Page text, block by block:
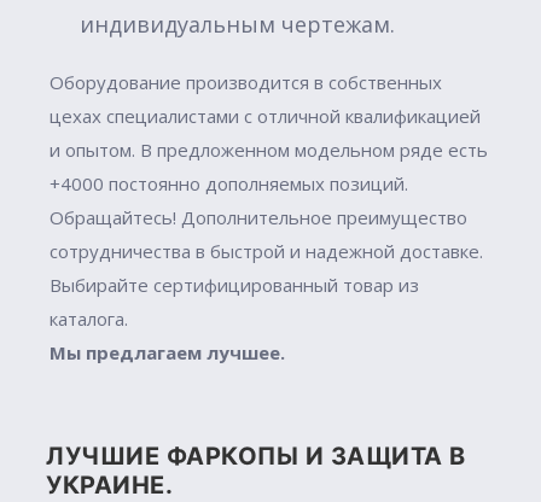
индивидуальным чертежам.
Оборудование производится в собственных
цехах специалистами с отличной квалификацией
и опытом. В предложенном модельном ряде есть
+4000 постоянно дополняемых позиций.
Обращайтесь! Дополнительное преимущество
сотрудничества в быстрой и надежной доставке.
Выбирайте сертифицированный товар из
каталога.
Мы предлагаем лучшее.
ЛУЧШИЕ ФАРКОПЫ И ЗАЩИТА В
УКРАИНЕ.